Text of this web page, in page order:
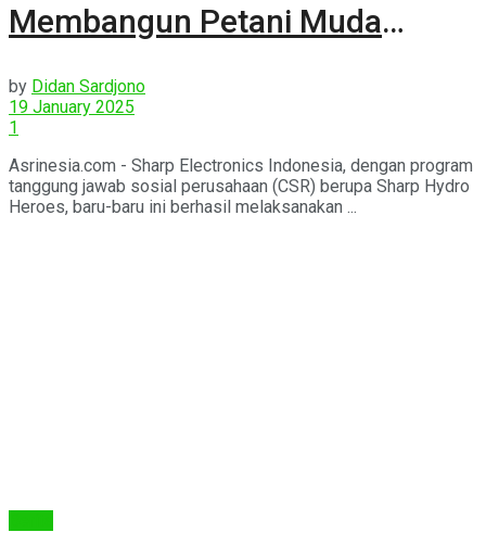
Membangun Petani Muda
by Didan Sardjono
19 January 2025
1
Asrinesia.com - Sharp Electronics Indonesia, dengan program
tanggung jawab sosial perusahaan (CSR) berupa Sharp Hydro
Heroes, baru-baru ini berhasil melaksanakan ...